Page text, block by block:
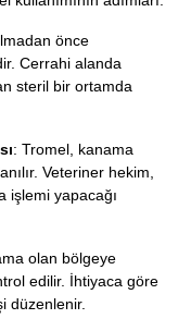
önce
Cerrahi alanda
steril bir ortamda
: Tromel, kanama
Veteriner hekim,
işlemi yapacağı
olan bölgeye
edilir. İhtiyaca göre
düzenlenir.